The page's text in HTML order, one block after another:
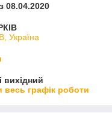
08.04.2020
Україна
вихідний
весь графік роботи